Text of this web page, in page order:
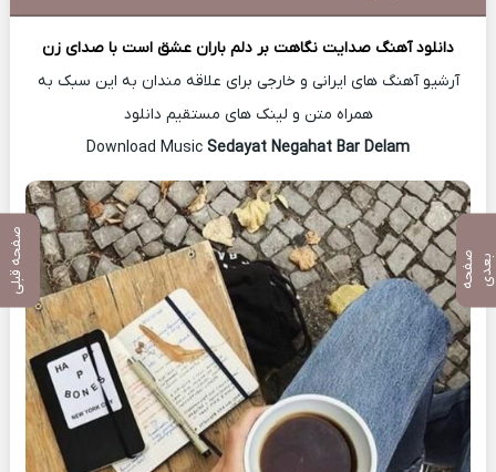
دانلود آهنگ صدایت نگاهت بر دلم باران عشق است با صدای زن
آرشیو آهنگ های ایرانی و خارجی برای علاقه مندان به این سبک به
همراه متن و لینک های مستقیم دانلود
Download Music
Sedayat Negahat Bar Delam
ص
ف
ح
ه ب ع
د ی صفحه قبلی